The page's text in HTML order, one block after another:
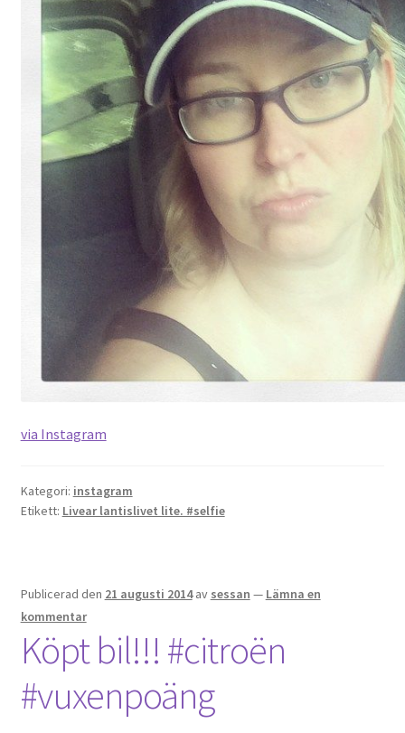
via Instagram
Kategori: instagram
Etikett: Livear lantislivet lite. #selfie
Publicerad den 21 augusti 2014 av sessan — Lämna en
kommentar
Köpt bil!!! #citroën
#vuxenpoäng